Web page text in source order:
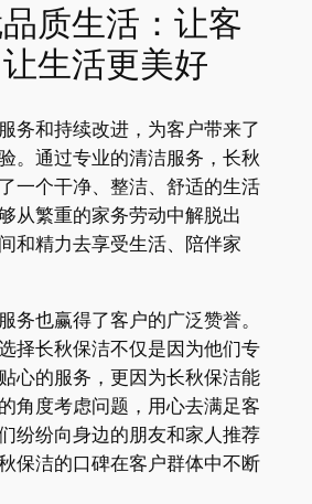
质生活：让客
生活更美好
务和持续改进，为客户带来了
。通过专业的清洁服务，长秋
一个干净、整洁、舒适的生活
从繁重的家务劳动中解脱出
和精力去享受生活、陪伴家
务也赢得了客户的广泛赞誉。
择长秋保洁不仅是因为他们专
心的服务，更因为长秋保洁能
角度考虑问题，用心去满足客
纷纷向身边的朋友和家人推荐
保洁的口碑在客户群体中不断